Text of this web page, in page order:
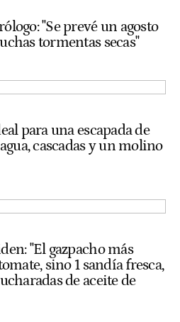
"Se prevé un agosto
tormentas secas"
para una escapada de
cascadas y un molino
"El gazpacho más
sino 1 sandía fresca,
de aceite de